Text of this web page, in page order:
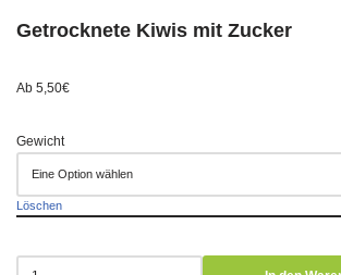
Getrocknete Kiwis mit Zucker
Ab 5,50€
Gewicht
Löschen